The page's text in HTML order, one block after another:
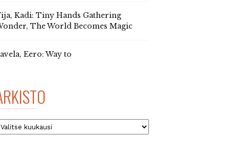
Kadi: Tiny Hands Gathering
The World Becomes Magic
Eero: Way to